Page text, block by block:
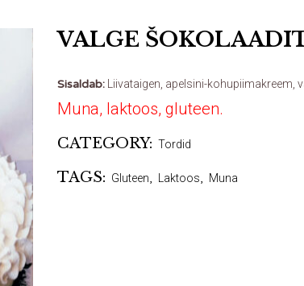
VALGE
Sisaldab:Liivataigen, apelsini-kohupiimakreem,
Muna, laktoos, gluteen.
CATEGORY: Tordid
TAGS: Gluteen, Laktoos, Muna